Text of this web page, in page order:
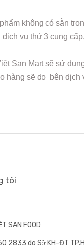
không có sẵn
vụ thứ 3 cung
San Mart sẽ sử
hàng sẽ do bên dịch
tôi
SAN FOOD
2833 do Sở KH-ĐT